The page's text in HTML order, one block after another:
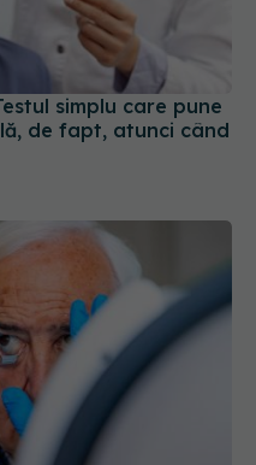
simplu care pune
de fapt, atunci când